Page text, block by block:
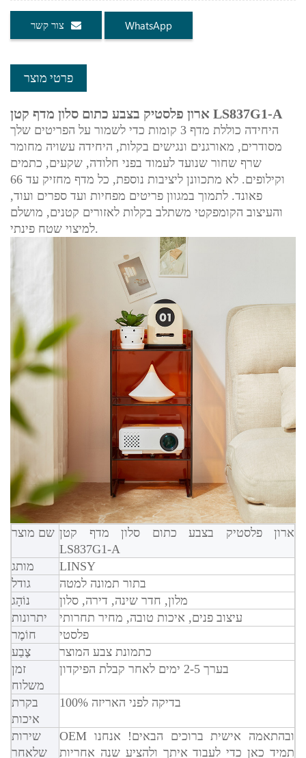
צור קשר WhatsApp
פרטי מוצר
ארון פלסטיק בצבע כתום סלון מדף קטן LS837G1-A
היחידה כוללת מדף 3 קומות כדי לשמור על הפריטים שלך
מסודרים, מאורגנים ונגישים בקלות, היחידה עשויה מחומר
שרף שחור שנועד לעמוד בפני חלודה, שקעים, כתמים
וקילופים. לא מתכוונן ליציבות נוספת, כל מדף מחזיק עד 66
פאונד. לתמוך במגוון פריטים מפחיות ועד ספרים ועוד,
והעיצוב הקומפקטי משתלב בקלות לאזורים קטנים, מושלם
למיצוי שטח פינתי.
שם מוצר ארון פלסטיק בצבע כתום סלון מדף קטן
LS837G1-A
מותג
LINSY
גודל
בתור תמונה למטה
נוֹהָג
מלון, חדר שינה, דירה, סלון
יתרונות
עיצוב פנים, איכות טובה, מחיר תחרותי
חוֹמֶר
פלסטי
צֶבַע
כתמונת צבע המוצר
זמן
משלוח
בערך 2-5 ימים לאחר קבלת הפיקדון
בקרת
איכות
100% בדיקה לפני האריזה
שירות
שלאחר
OEM ובהתאמה אישית ברוכים הבאים! אנחנו
תמיד כאן כדי לעבוד איתך ולהציע שנה אחריות